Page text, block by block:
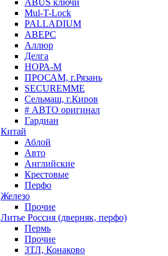
ABUS ключи
Mul-T-Lock
PALLADIUM
АВЕРС
Аллюр
Делга
НОРА-М
ПРОСАМ, г.Рязань
SECUREMME
Сельмаш, г.Киров
# АВТО оригинал
Гардиан
Китай
Аблой
Авто
Английские
Крестовые
Перфо
Железо
Прочие
Литье Россия (дверняк, перфо)
Пермь
Прочие
ЗТЛ, Конаково